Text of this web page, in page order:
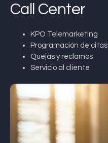
Call Center
KPO Telemarketing
Programación de citas
Quejas y reclamos
Servicio al cliente